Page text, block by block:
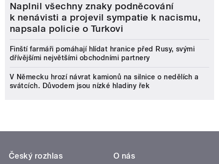
Naplnil všechny znaky podněcování
k nenávisti a projevil sympatie k nacismu,
napsala policie o Turkovi
Finští farmáři pomáhají hlídat hranice před Rusy, svými
dřívějšími největšími obchodními partnery
V Německu hrozí návrat kamionů na silnice o nedělích a
svátcích. Důvodem jsou nízké hladiny řek
Český rozhlas
O nás